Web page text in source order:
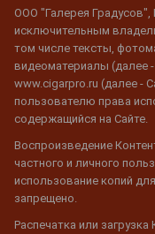
ООО "Галерея Градусов",
исключительным
том числе тексты,
видеоматериалы (далее
www.cigarpro.ru (далее -
пользователю права
содержащийся на Сайте.
Воспроизведение
частного и личного
использование копий
запрещено.
Распечатка или